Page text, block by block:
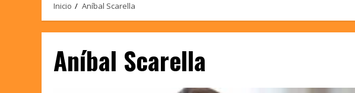
Inicio Aníbal Scarella
Aníbal Scarella